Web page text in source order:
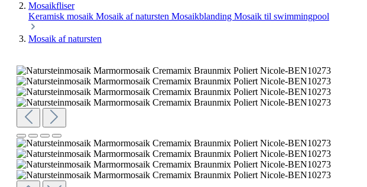
Mosaikfliser
Keramisk mosaik Mosaik af natursten Mosaikblanding Mosaik til swimmingpool
Mosaik af natursten